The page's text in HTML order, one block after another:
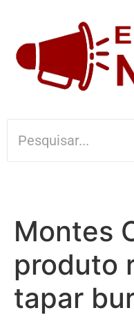
Montes
produto
tapar